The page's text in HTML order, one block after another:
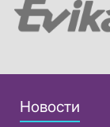
Новости